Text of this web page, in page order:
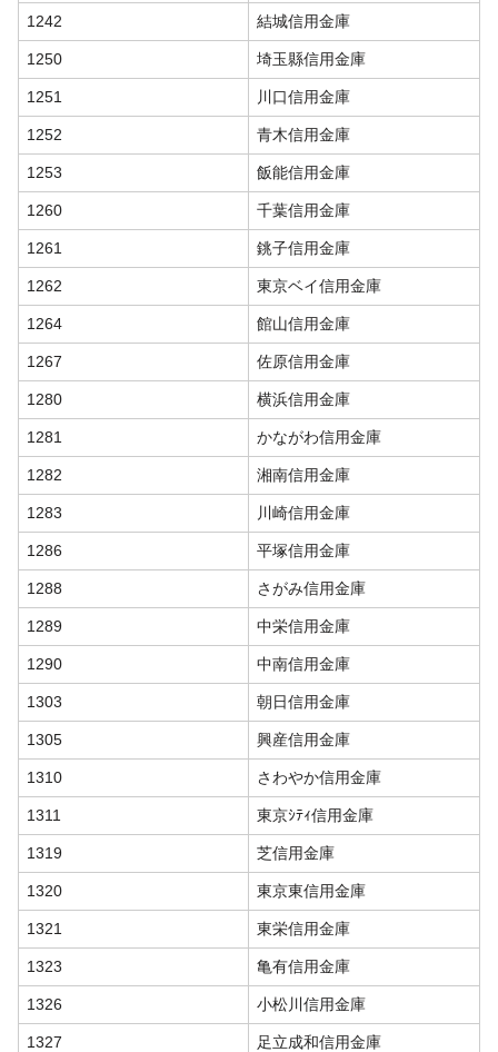
1242 結城信用金庫
1250 埼玉縣信用金庫
1251 川口信用金庫
1252 青木信用金庫
1253 飯能信用金庫
1260 千葉信用金庫
1261 銚子信用金庫
1262 東京ベイ信用金庫
1264 館山信用金庫
1267 佐原信用金庫
1280 横浜信用金庫
1281 かながわ信用金庫
1282 湘南信用金庫
1283 川崎信用金庫
1286 平塚信用金庫
1288 さがみ信用金庫
1289 中栄信用金庫
1290 中南信用金庫
1303 朝日信用金庫
1305 興産信用金庫
1310 さわやか信用金庫
1311 東京ｼﾃｨ信用金庫
1319 芝信用金庫
1320 東京東信用金庫
1321 東栄信用金庫
1323 亀有信用金庫
1326 小松川信用金庫
1327 足立成和信用金庫